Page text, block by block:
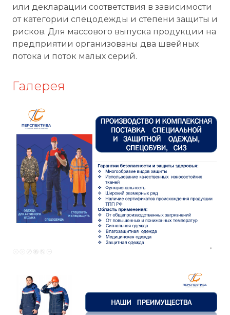
или декларации соответствия в зависимости
от категории спецодежды и степени защиты и
рисков. Для массового выпуска продукции на
предприятии организованы два швейных
потока и поток малых серий.
Галерея